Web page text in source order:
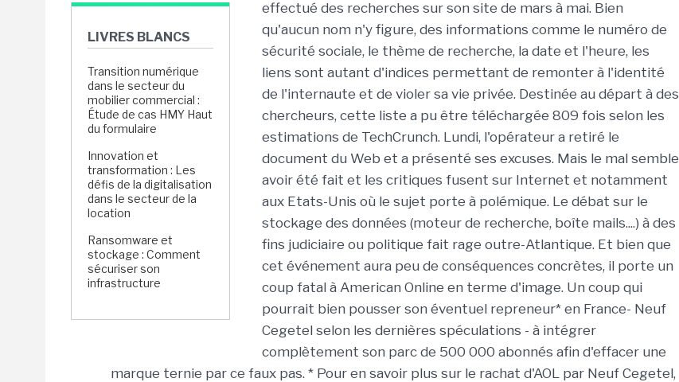
LIVRES BLANCS
Transition numérique
dans le secteur du
mobilier commercial :
Étude de cas HMY Haut
du formulaire
Innovation et
transformation : Les
défis de la digitalisation
dans le secteur de la
location
Ransomware et
stockage : Comment
sécuriser son
infrastructure
effectué des recherches sur son site de mars à mai. Bien
qu'aucun nom n'y figure, des informations comme le numéro de
sécurité sociale, le thème de recherche, la date et l'heure, les
liens sont autant d'indices permettant de remonter à l'identité
de l'internaute et de violer sa vie privée. Destinée au départ à des
chercheurs, cette liste a pu être téléchargée 809 fois selon les
estimations de TechCrunch. Lundi, l'opérateur a retiré le
document du Web et a présenté ses excuses. Mais le mal semble
avoir été fait et les critiques fusent sur Internet et notamment
aux Etats-Unis où le sujet porte à polémique. Le débat sur le
stockage des données (moteur de recherche, boîte mails....) à des
fins judiciaire ou politique fait rage outre-Atlantique. Et bien que
cet événement aura peu de conséquences concrètes, il porte un
coup fatal à American Online en terme d'image. Un coup qui
pourrait bien pousser son éventuel repreneur* en France- Neuf
Cegetel selon les dernières spéculations - à intégrer
complètement son parc de 500 000 abonnés afin d'effacer une
marque ternie par ce faux pas. * Pour en savoir plus sur le rachat d'AOL par Neuf Cegetel,